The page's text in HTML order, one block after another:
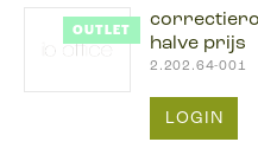
OUTLET
halve prijs
2.202.64-001
LOGIN